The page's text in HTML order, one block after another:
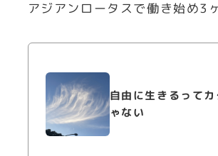
アジアンロータスで働き始め3
自由に生きるってカ
ゃない